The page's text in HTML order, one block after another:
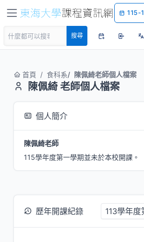
115-1
搜尋
首頁 食科系 陳佩綺老師個人檔案
陳佩綺 老師個人檔案
個人簡介
陳佩綺老師
115學年度第一學期並未於本校開課。
歷年開課紀錄